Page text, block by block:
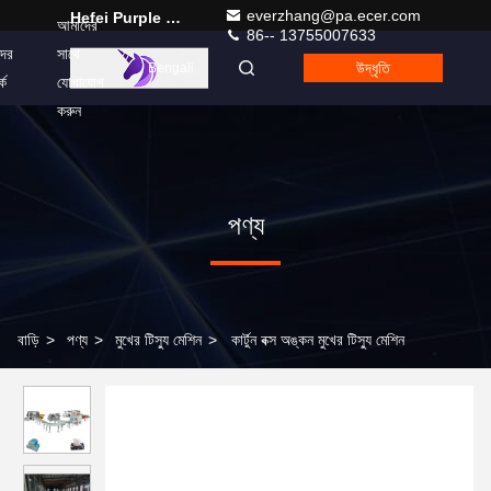
Hefei Purple Horn E-Commerce Co., Ltd.
everzhang@pa.ecer.com
86-- 13755007633
আমাদের
সাথে
যোগাযোগ
করুন
Bengali উদ্ধৃতি
পণ্য
বাড়ি > পণ্য > মুখের টিস্যু মেশিন > কার্টুন বক্স অঙ্কন মুখের টিস্যু মেশিন